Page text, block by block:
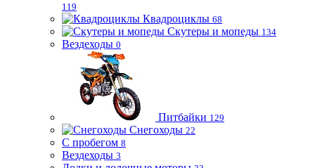
119
Квадроциклы 68
Скутеры и мопеды 134
Вездеходы 0
Питбайки 129
Снегоходы 22
С пробегом 8
Вездеходы 3